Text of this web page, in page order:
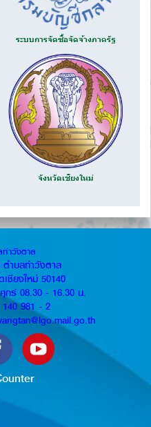
ระบบการจัดซื้อจัดจ้างภาครัฐ
จังหวัดเชียงใหม่
ท่าวังตาล
ำบลท่าวังตาล
ชียงใหม่ 50140
กร์ 08.30 - 16.30 น.
981 - 2